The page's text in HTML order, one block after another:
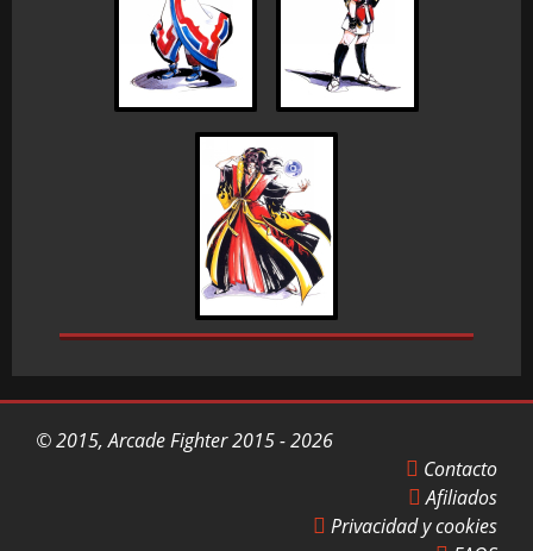
© 2015, Arcade Fighter 2015 - 2026
Contacto
Afiliados
Privacidad y cookies